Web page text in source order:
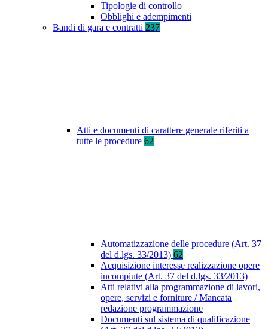
Tipologie di controllo
Obblighi e adempimenti
Bandi di gara e contratti 237
Atti e documenti di carattere generale riferiti a
tutte le procedure 62
Automatizzazione delle procedure (Art. 37
del d.lgs. 33/2013) 62
Acquisizione interesse realizzazione opere
incompiute (Art. 37 del d.lgs. 33/2013)
Atti relativi alla programmazione di lavori,
opere, servizi e forniture / Mancata
redazione programmazione
Documenti sul sistema di qualificazione